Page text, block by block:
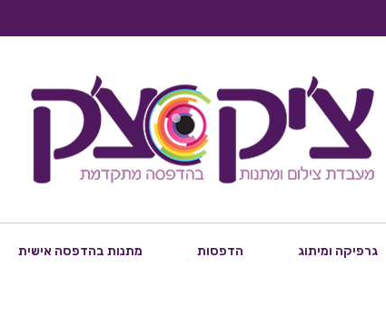
גרפיקה ומיתוג הדפסות מתנות בהדפסה אישית